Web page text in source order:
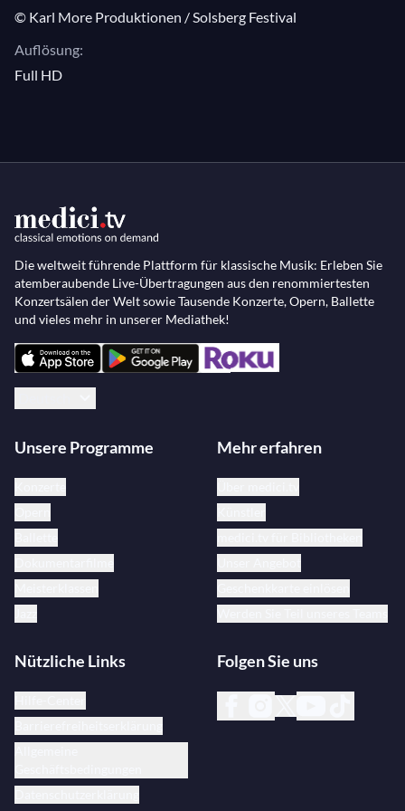
© Karl More Produktionen / Solsberg Festival
Auflösung:
Full HD
Die weltweit führende Plattform für klassische Musik: Erleben Sie
atemberaubende Live-Übertragungen aus den renommiertesten
Konzertsälen der Welt sowie Tausende Konzerte, Opern, Ballette
und vieles mehr in unserer Mediathek!
Unsere Programme Mehr erfahren
Nützliche Links Folgen Sie uns